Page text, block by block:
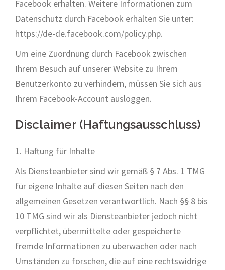
Facebook erhalten. Weitere Informationen zum
Datenschutz durch Facebook erhalten Sie unter:
https://de-de.facebook.com/policy.php.
Um eine Zuordnung durch Facebook zwischen
Ihrem Besuch auf unserer Website zu Ihrem
Benutzerkonto zu verhindern, müssen Sie sich aus
Ihrem Facebook-Account ausloggen.
Disclaimer (Haftungsausschluss)
1. Haftung für Inhalte
Als Diensteanbieter sind wir gemäß § 7 Abs. 1 TMG
für eigene Inhalte auf diesen Seiten nach den
allgemeinen Gesetzen verantwortlich. Nach §§ 8 bis
10 TMG sind wir als Diensteanbieter jedoch nicht
verpflichtet, übermittelte oder gespeicherte
fremde Informationen zu überwachen oder nach
Umständen zu forschen, die auf eine rechtswidrige